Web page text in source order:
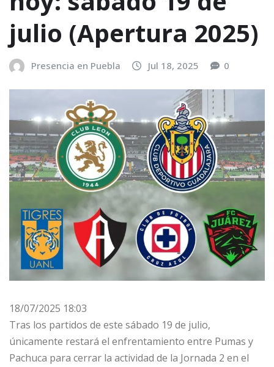
julio (Apertura 2025)
Presencia en Puebla Jul 18, 2025 0
18/07/2025 18:03
Tras los partidos de este sábado 19 de julio,
únicamente restará el enfrentamiento entre Pumas y
Pachuca para cerrar la actividad de la Jornada 2 en el